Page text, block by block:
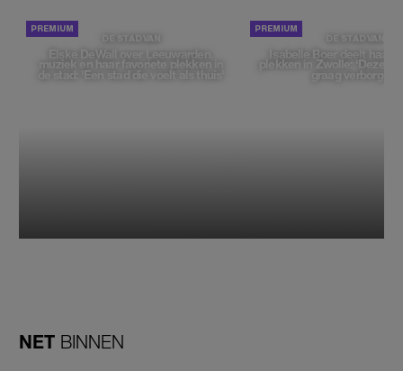
DE STAD VAN
Elske DeWall over Leeuwarden,
muziek en haar favoriete plekken in
de stad: 'Een stad die voelt als thuis'
DE STAD VAN
Isabelle Boer deelt haar
plekken in Zwolle: 'Deze
graag verborgen'
NET BINNEN